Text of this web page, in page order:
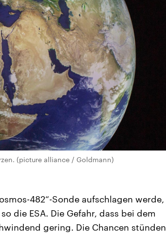
(picture alliance / Goldmann)
482“-Sonde aufschlagen werde,
die ESA. Die Gefahr, dass bei dem
gering. Die Chancen stünden